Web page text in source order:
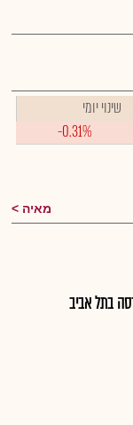
שינוי יומי
-0.31%
מאיה
בתל אביב